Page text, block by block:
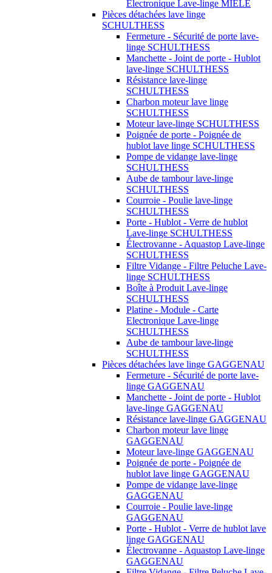
Electronique Lave-linge MIELE
Pièces détachées lave linge
SCHULTHESS
Fermeture - Sécurité de porte lave-
linge SCHULTHESS
Manchette - Joint de porte - Hublot
lave-linge SCHULTHESS
Résistance lave-linge
SCHULTHESS
Charbon moteur lave linge
SCHULTHESS
Moteur lave-linge SCHULTHESS
Poignée de porte - Poignée de
hublot lave linge SCHULTHESS
Pompe de vidange lave-linge
SCHULTHESS
Aube de tambour lave-linge
SCHULTHESS
Courroie - Poulie lave-linge
SCHULTHESS
Porte - Hublot - Verre de hublot
Lave-linge SCHULTHESS
Électrovanne - Aquastop Lave-linge
SCHULTHESS
Filtre Vidange - Filtre Peluche Lave-
linge SCHULTHESS
Boîte à Produit Lave-linge
SCHULTHESS
Platine - Module - Carte
Electronique Lave-linge
SCHULTHESS
Aube de tambour lave-linge
SCHULTHESS
Pièces détachées lave linge GAGGENAU
Fermeture - Sécurité de porte lave-
linge GAGGENAU
Manchette - Joint de porte - Hublot
lave-linge GAGGENAU
Résistance lave-linge GAGGENAU
Charbon moteur lave linge
GAGGENAU
Moteur lave-linge GAGGENAU
Poignée de porte - Poignée de
hublot lave linge GAGGENAU
Pompe de vidange lave-linge
GAGGENAU
Courroie - Poulie lave-linge
GAGGENAU
Porte - Hublot - Verre de hublot lave
linge GAGGENAU
Électrovanne - Aquastop Lave-linge
GAGGENAU